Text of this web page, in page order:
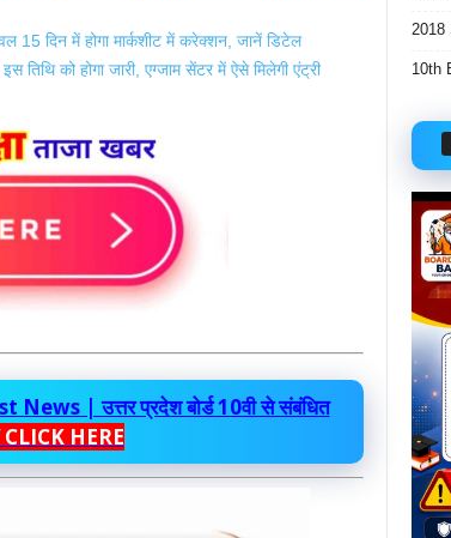
15 दिन में होगा मार्कशीट में करेक्शन, जानें डिटेल
तिथि को होगा जारी, एग्जाम सेंटर में ऐसे मिलेगी एंट्री
| उत्तर प्रदेश बोर्ड 10वी से संबंधित
HERE
2018
10th